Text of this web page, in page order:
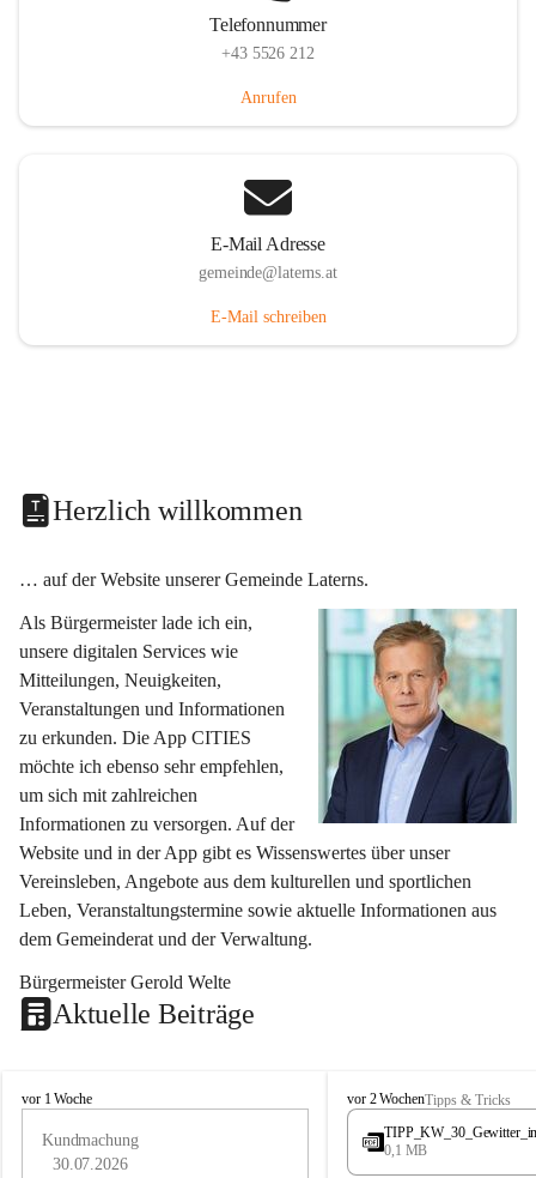
Telefonnummer
+43 5526 212
Anrufen
E-Mail Adresse
gemeinde@laterns.at
E-Mail schreiben
Herzlich willkommen
… auf der Website unserer Gemeinde Laterns.
Als Bürgermeister lade ich ein,
unsere digitalen Services wie
Mitteilungen, Neuigkeiten,
Veranstaltungen und Informationen
zu erkunden. Die App CITIES
möchte ich ebenso sehr empfehlen,
um sich mit zahlreichen
Informationen zu versorgen. Auf der
Website und in der App gibt es Wissenswertes über unser
Vereinsleben, Angebote aus dem kulturellen und sportlichen
Leben, Veranstaltungstermine sowie aktuelle Informationen aus
dem Gemeinderat und der Verwaltung.
Bürgermeister Gerold Welte
Aktuelle Beiträge
L
vor 1 Woche
Kundmachung
30.07.2026
L
a
e
vor 2 WochenTipps & Tricks
0,1 MB